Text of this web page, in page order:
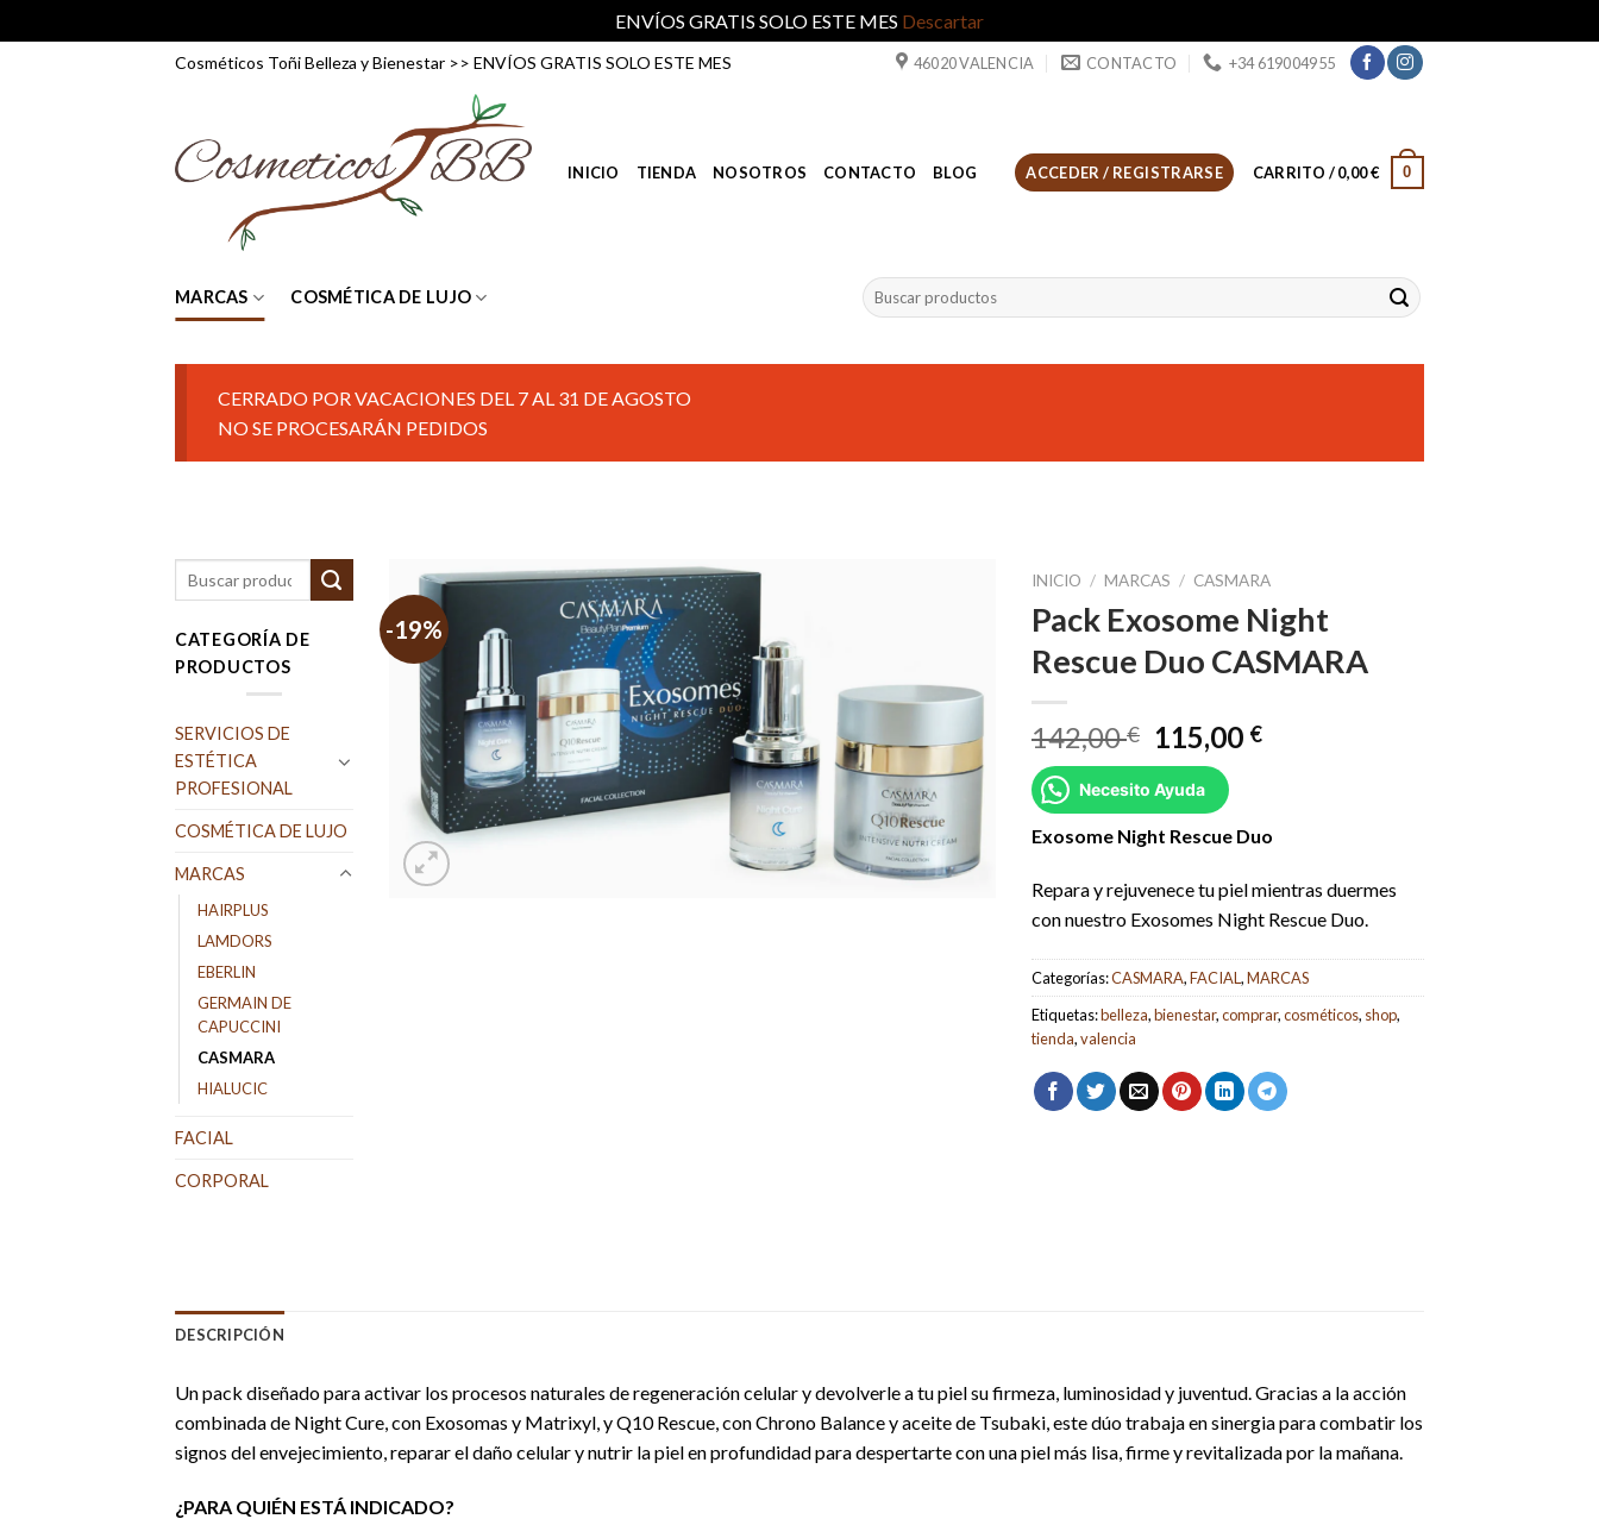
ENVÍOS GRATIS SOLO ESTE MES Descartar
Cosméticos Toñi Belleza y Bienestar >> ENVÍOS GRATIS SOLO ESTE MES 46020 VALENCIA CONTACTO +34 619004955
INICIO TIENDA NOSOTROS CONTACTO BLOG ACCEDER / REGISTRARSE CARRITO /0,00€ 0
MARCAS COSMÉTICA DE LUJO
Buscar
por:
CERRADO POR VACACIONES DEL 7 AL 31 DE AGOSTO
NO SE PROCESARÁN PEDIDOS
CATEGORÍA DE
PRODUCTOS
SERVICIOS DE
ESTÉTICA
PROFESIONAL
COSMÉTICA DE LUJO
MARCAS
HAIRPLUS
LAMDORS
EBERLIN
GERMAIN DE
CAPUCCINI
CASMARA
HIALUCIC
FACIAL
CORPORAL
-19%
INICIO / MARCAS / CASMARA
Pack Exosome Night
Rescue Duo CASMARA
142,00€
El
precio
original
era:
142,00 €.
115,00 €El
115,00 €.
Necesito Ayuda
Exosome Night Rescue Duo
Repara y rejuvenece tu piel mientras duermes
con nuestro Exosomes Night Rescue Duo.
Categorías:CASMARA,FACIAL,MARCAS
Etiquetas:belleza,bienestar,comprar,cosméticos, shop,
tienda,valencia
DESCRIPCIÓN
Un pack diseñado para activar los procesos naturales de regeneración celular y devolverle a tu piel su firmeza, luminosidad y juventud. Gracias a la acción
combinada de Night Cure, con Exosomas y Matrixyl, y Q10 Rescue, con Chrono Balance y aceite de Tsubaki, este dúo trabaja en sinergia para combatir los
signos del envejecimiento, reparar el daño celular y nutrir la piel en profundidad para despertarte con una piel más lisa, firme y revitalizada por la mañana.
¿PARA QUIÉN ESTÁ INDICADO?